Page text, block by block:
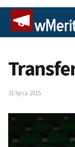
31 lipca 2015